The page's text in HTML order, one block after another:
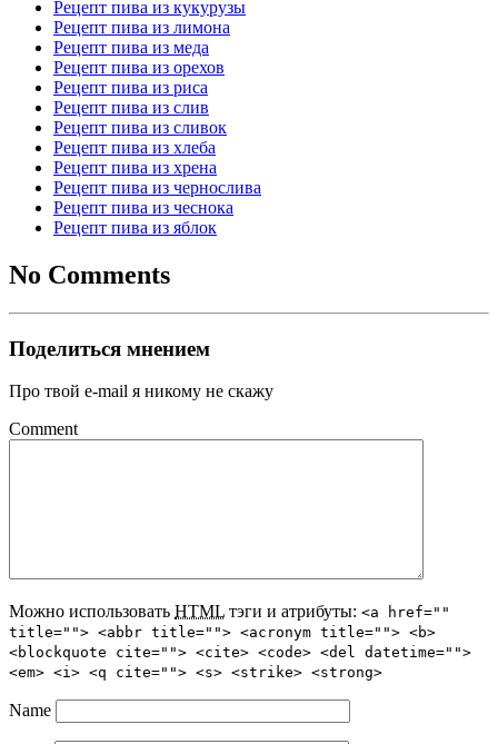
Рецепт пива из кукурузы
Рецепт пива из лимона
Рецепт пива из меда
Рецепт пива из орехов
Рецепт пива из риса
Рецепт пива из слив
Рецепт пива из сливок
Рецепт пива из хлеба
Рецепт пива из хрена
Рецепт пива из чернослива
Рецепт пива из чеснока
Рецепт пива из яблок
No Comments
Поделиться мнением
Про твой e-mail я никому не скажу
Comment
Можно использовать HTML тэги и атрибуты: <a href=""
title=""> <abbr title=""> <acronym title=""> <b>
<blockquote cite=""> <cite> <code> <del datetime="">
<em> <i> <q cite=""> <s> <strike> <strong>
Name